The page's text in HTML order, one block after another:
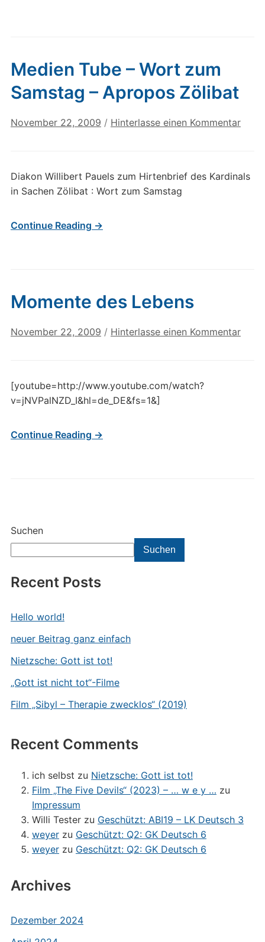
Suchen
Suchen
Recent Posts
Hello world!
neuer Beitrag ganz einfach
Nietzsche: Gott ist tot!
„Gott ist nicht tot“-Filme
Film „Sibyl – Therapie zwecklos“ (2019)
Recent Comments
ich selbst zu Nietzsche: Gott ist tot!
Film „The Five Devils“ (2023) – … w e y … zu
Impressum
Willi Testerzu Geschützt: ABI19 – LK Deutsch 3
weyerzu Geschützt: Q2: GK Deutsch 6
weyerzu Geschützt: Q2: GK Deutsch 6
Medien Tube – Wort zum
Samstag – Apropos Zölibat
November 22, 2009 / Hinterlasse einen Kommentar
Diakon Willibert Pauels zum Hirtenbrief des Kardinals
in Sachen Zölibat : Wort zum Samstag
Continue Reading →
Momente des Lebens
November 22, 2009 / Hinterlasse einen Kommentar
[youtube=http://www.youtube.com/watch?
v=jNVPalNZD_I&hl=de_DE&fs=1&]
Continue Reading →
Archives
Dezember 2024